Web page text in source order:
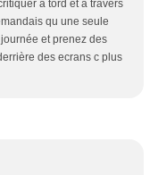
a tord et a travers
qu une seule
et prenez des
des ecrans c plus